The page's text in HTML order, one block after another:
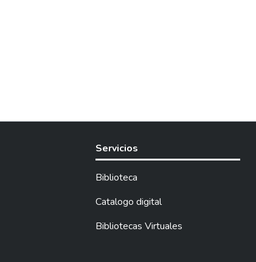
Servicios
Biblioteca
Catalogo digital
Bibliotecas Virtuales